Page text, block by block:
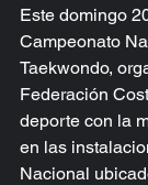
Este domingo
Campeonato
Taekwondo,
Federación
deporte con la
en las
Nacional